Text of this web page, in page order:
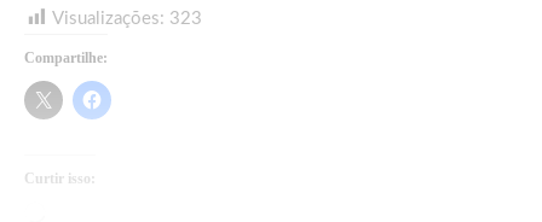
Visualizações: 323
Compartilhe:
Curtir isso: